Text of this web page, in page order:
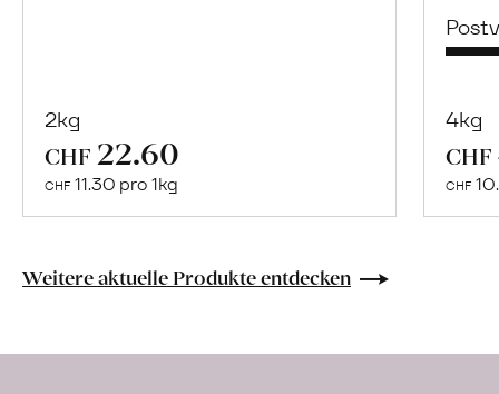
2kg
CHF 22.60
CHF 11.30 pro 1kg
Naturbelassene
Lebensmittel
4kg
CHF
CHF
Weitere aktuelle Produkte entdecken